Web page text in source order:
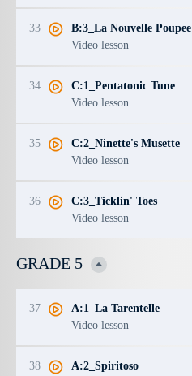
33
B:3_La Nouvelle Poupee
Video lesson
34
C:1_Pentatonic Tune
Video lesson
35
C:2_Ninette's Musette
Video lesson
36
C:3_Ticklin' Toes
Video lesson
GRADE 5
37
A:1_La Tarentelle
Video lesson
38
A:2_Spiritoso